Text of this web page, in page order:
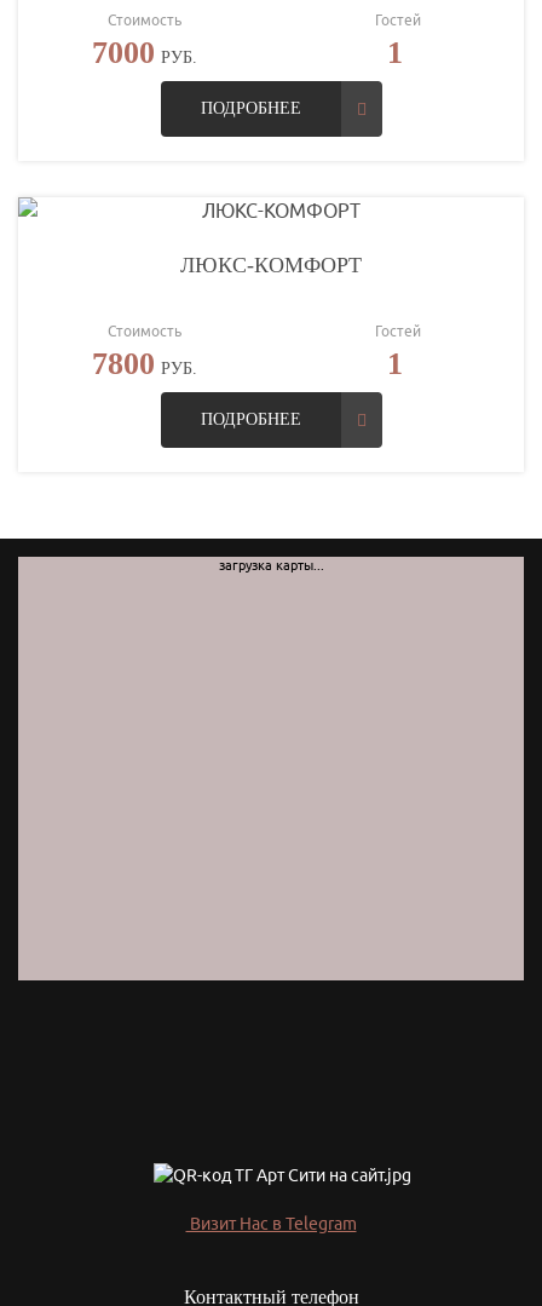
Стоимость
7000 РУБ.
Гостей
1
ПОДРОБНЕЕ
ЛЮКС-КОМФОРТ
Стоимость
7800 РУБ.
Гостей
1
ПОДРОБНЕЕ
загрузка карты...
Визит Нас в Telegram
Контактный телефон